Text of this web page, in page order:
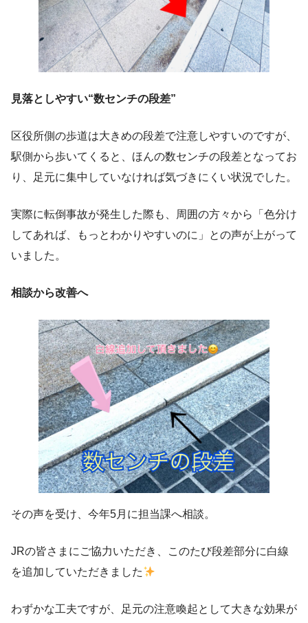
見落としやすい“数センチの段差”
区役所側の歩道は大きめの段差で注意しやすいのですが、
駅側から歩いてくると、ほんの数センチの段差となってお
り、足元に集中していなければ気づきにくい状況でした。
実際に転倒事故が発生した際も、周囲の方々から「色分け
してあれば、もっとわかりやすいのに」との声が上がって
いました。
相談から改善へ
その声を受け、今年5月に担当課へ相談。
JRの皆さまにご協力いただき、このたび段差部分に白線
を追加していただきました
わずかな工夫ですが、足元の注意喚起として大きな効果が